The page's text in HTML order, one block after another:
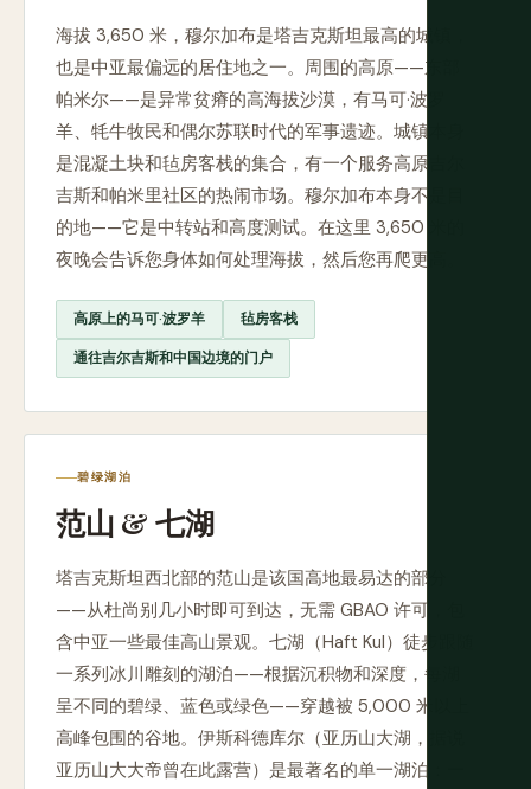
海拔 3,650 米，穆尔加布是塔吉克斯坦最高的城镇，
也是中亚最偏远的居住地之一。周围的高原——东部
帕米尔——是异常贫瘠的高海拔沙漠，有马可·波罗
羊、牦牛牧民和偶尔苏联时代的军事遗迹。城镇本身
是混凝土块和毡房客栈的集合，有一个服务高原吉尔
吉斯和帕米里社区的热闹市场。穆尔加布本身不是目
的地——它是中转站和高度测试。在这里 3,650 米的
夜晚会告诉您身体如何处理海拔，然后您再爬更高。
高原上的马可·波罗羊 毡房客栈
通往吉尔吉斯和中国边境的门户
碧绿湖泊
范山 & 七湖
塔吉克斯坦西北部的范山是该国高地最易达的部分
——从杜尚别几小时即可到达，无需 GBAO 许可，包
含中亚一些最佳高山景观。七湖（Haft Kul）徒步跟随
一系列冰川雕刻的湖泊——根据沉积物和深度，每湖
呈不同的碧绿、蓝色或绿色——穿越被 5,000 米以上
高峰包围的谷地。伊斯科德库尔（亚历山大湖，据说
亚历山大大帝曾在此露营）是最著名的单一湖泊：一